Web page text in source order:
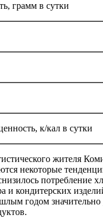
грамм в сутки
к/кал в сутки
жителя
некоторые
потребление
и кондитерских
годом значительно